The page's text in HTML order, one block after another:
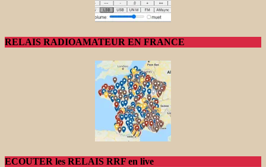
RELAIS RADIOAMATEUR EN FRANCE
ECOUTER les RELAIS RRF en live